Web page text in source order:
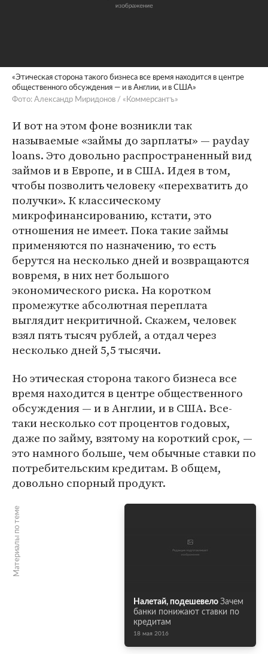
«Этическая сторона такого бизнеса все время находится в центре
общественного обсуждения — и в Англии, и в США»
Фото: Александр Миридонов / «Коммерсантъ»
И вот на этом фоне возникли так
называемые «займы до зарплаты» — payday
loans. Это довольно распространенный вид
займов и в Европе, и в США. Идея в том,
чтобы позволить человеку «перехватить до
получки». К классическому
микрофинансированию, кстати, это
отношения не имеет. Пока такие займы
применяются по назначению, то есть
берутся на несколько дней и возвращаются
вовремя, в них нет большого
экономического риска. На коротком
промежутке абсолютная переплата
выглядит некритичной. Скажем, человек
взял пять тысяч рублей, а отдал через
несколько дней 5,5 тысячи.
Но этическая сторона такого бизнеса все
время находится в центре общественного
обсуждения — и в Англии, и в США. Все-
таки несколько сот процентов годовых,
даже по займу, взятому на короткий срок, —
это намного больше, чем обычные ставки по
потребительским кредитам. В общем,
довольно спорный продукт.
Материалы по теме
Налетай, подешевело Зачем
банки понижают ставки по
кредитам
18 мая 2016